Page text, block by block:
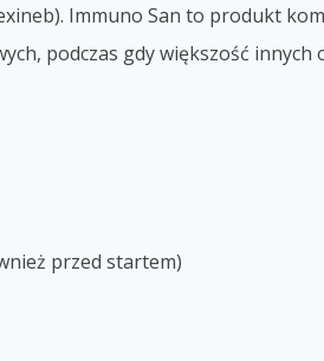
Immuno San to produkt
podczas gdy większość
przed startem)